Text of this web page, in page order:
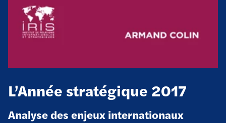
L’Année stratégique 2017
Analyse des enjeux internationaux